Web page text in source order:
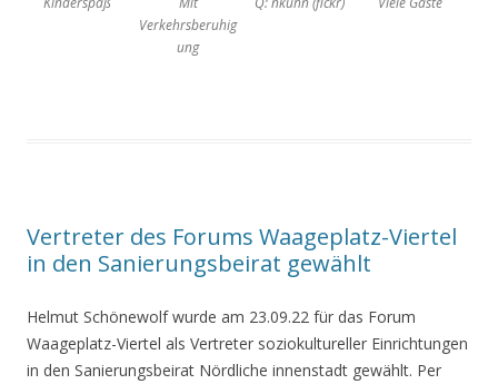
Verkehrsberuhig
ung
Vertreter des Forums Waageplatz-Viertel
in den Sanierungsbeirat gewählt
Helmut Schönewolf wurde am 23.09.22 für das Forum
Waageplatz-Viertel als Vertreter soziokultureller Einrichtungen
in den Sanierungsbeirat Nördliche innenstadt gewählt. Per